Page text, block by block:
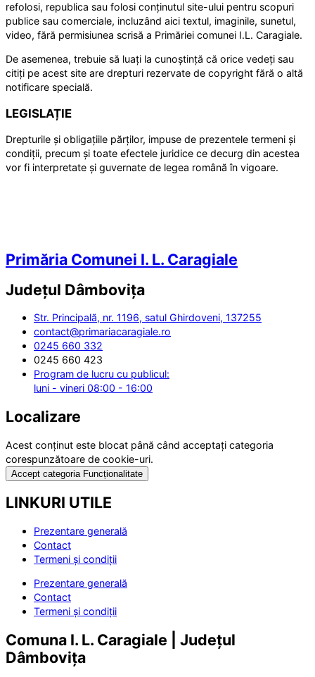
refolosi, republica sau folosi conținutul site-ului pentru scopuri
publice sau comerciale, incluzând aici textul, imaginile, sunetul,
video, fără permisiunea scrisă a Primăriei comunei I.L. Caragiale.
De asemenea, trebuie să luați la cunoștință că orice vedeți sau
citiți pe acest site are drepturi rezervate de copyright fără o altă
notificare specială.
LEGISLAȚIE
Drepturile și obligațiile părților, impuse de prezentele termeni și
condiții, precum și toate efectele juridice ce decurg din acestea
vor fi interpretate și guvernate de legea română în vigoare.
Primăria Comunei I. L. Caragiale
Județul Dâmbovița
Str. Principală, nr. 1196, satul Ghirdoveni, 137255
contact@primariacaragiale.ro
0245 660 332
0245 660 423
Program de lucru cu publicul:
luni - vineri 08:00 - 16:00
Localizare
Acest conținut este blocat până când acceptați categoria
corespunzătoare de cookie-uri.
Accept categoria Funcționalitate
LINKURI UTILE
Prezentare generală
Contact
Termeni și condiții
Prezentare generală
Contact
Termeni și condiții
Comuna I. L. Caragiale | Județul
Dâmbovița